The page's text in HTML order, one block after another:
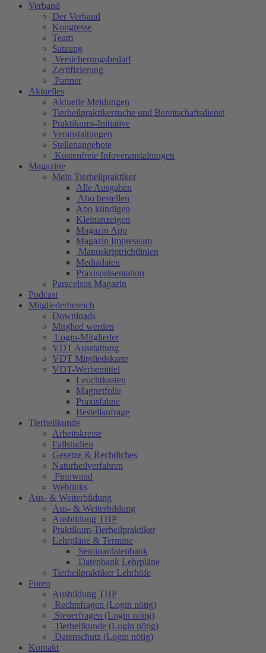
Verband
Der Verband
Kongresse
Team
Satzung
Versicherungsbedarf
Zertifizierung
Partner
Aktuelles
Aktuelle Meldungen
Tierheilpraktikersuche und Bereitschaftsdienst
Praktikums-Initiative
Veranstaltungen
Stellenangebote
Kostenfreie Infoveranstaltungen
Magazine
Mein Tierheilpraktiker
Alle Ausgaben
Abo bestellen
Abo kündigen
Kleinanzeigen
Magazin App
Magazin Impressum
Manuskriptrichtlinien
Mediadaten
Praxispräsentation
Paracelsus Magazin
Podcast
Mitgliederbereich
Downloads
Mitglied werden
Login-Mitglieder
VDT Ausstattung
VDT Mitgliedskarte
VDT-Werbemittel
Leuchtkasten
Magnetfolie
Praxisfahne
Bestellanfrage
Tierheilkunde
Arbeitskreise
Fallstudien
Gesetze & Rechtliches
Naturheilverfahren
Pinnwand
Weblinks
Aus- & Weiterbildung
Aus- & Weiterbildung
Ausbildung THP
Praktikum-Tierheilpraktiker
Lehrpläne & Termine
Seminardatenbank
Datenbank Lehrpläne
Tierheilpraktiker Lehrhöfe
Foren
Ausbildung THP
Rechtsfragen (Login nötig)
Steuerfragen (Login nötig)
Tierheilkunde (Login nötig)
Datenschutz (Login nötig)
Kontakt